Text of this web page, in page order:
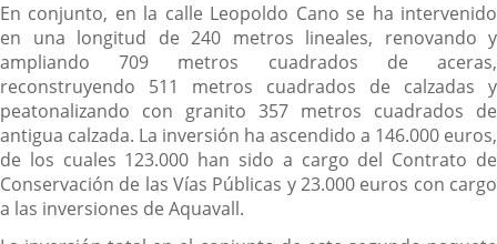
En conjunto, en la calle Leopoldo Cano se ha intervenido
en una longitud de 240 metros lineales, renovando y
ampliando 709 metros cuadrados de aceras,
reconstruyendo 511 metros cuadrados de calzadas y
peatonalizando con granito 357 metros cuadrados de
antigua calzada. La inversión ha ascendido a 146.000 euros,
de los cuales 123.000 han sido a cargo del Contrato de
Conservación de las Vías Públicas y 23.000 euros con cargo
a las inversiones de Aquavall.